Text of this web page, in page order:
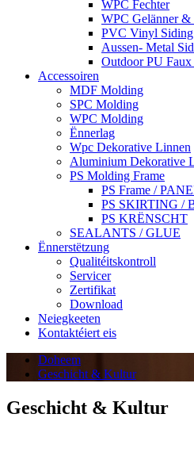
WPC Fechter
WPC Gelänner &
PVC Vinyl Siding
Aussen- Metal
Outdoor PU Faux
Accessoiren
MDF Molding
SPC Molding
WPC Molding
Ënnerlag
Wpc Dekorative Linnen
Aluminium Dekorative
PS Molding Frame
PS Frame /
PS SKIRTING /
PS KRËNSCHT
SEALANTS / GLUE
Ënnerstëtzung
Qualitéitskontroll
Servicer
Zertifikat
Download
Neiegkeeten
Kontaktéiert eis
Doheem
Geschicht & Kultur
Geschicht & Kultur